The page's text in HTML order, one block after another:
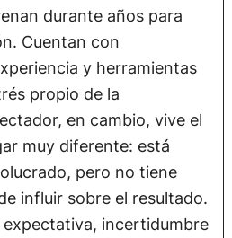
durante años para
Cuentan con
y herramientas
propio de la
en cambio, vive el
muy diferente: está
pero no tiene
influir sobre el resultado.
expectativa, incertidumbre